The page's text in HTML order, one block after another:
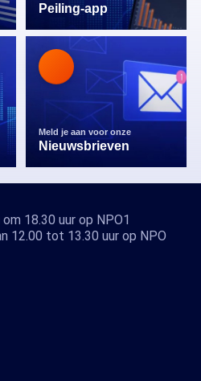
Peiling-app
Meld je aan voor onze
Nieuwsbrieven
18.30 uur op NPO1
12.00 tot 13.30 uur op NPO